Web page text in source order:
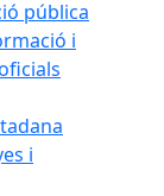
pública
i
i